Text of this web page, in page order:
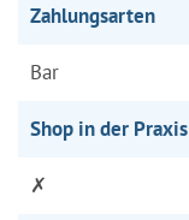
Zahlungsarten
Bar
Shop in der Praxis
✗